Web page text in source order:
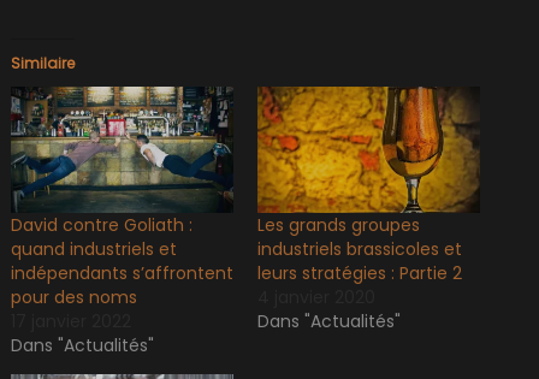
Similaire
David contre Goliath :
quand industriels et
indépendants s’affrontent
pour des noms
Dans "Actualités"
Les grands groupes
industriels brassicoles et
leurs stratégies : Partie 2
Dans "Actualités"